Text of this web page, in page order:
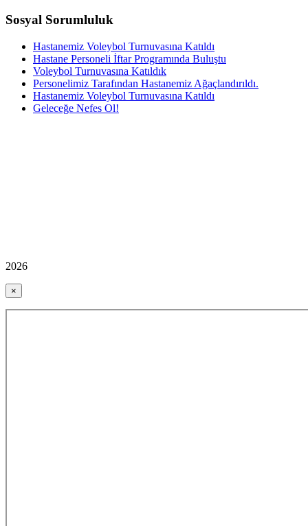
Sosyal Sorumluluk
Hastanemiz Voleybol Turnuvasına Katıldı
Hastane Personeli İftar Programında Buluştu
Voleybol Turnuvasına Katıldık
Personelimiz Tarafından Hastanemiz Ağaçlandırıldı.
Hastanemiz Voleybol Turnuvasına Katıldı
Geleceğe Nefes Ol!
2026
×